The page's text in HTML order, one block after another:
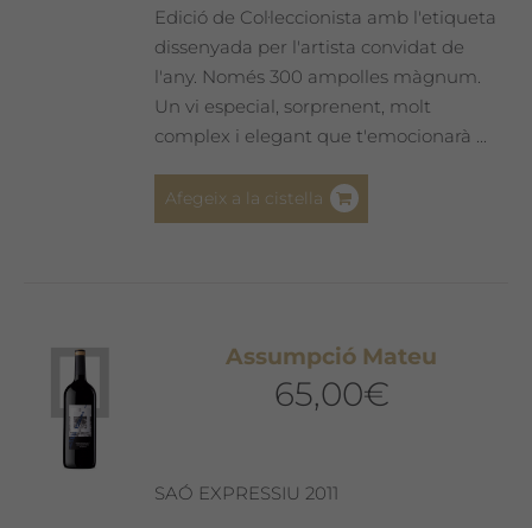
Edició de Col·leccionista amb l'etiqueta
dissenyada per l'artista convidat de
l'any. Només 300 ampolles màgnum.
Un vi especial, sorprenent, molt
complex i elegant que t'emocionarà ...
Afegeix a la cistella
Assumpció Mateu
65,00€
SAÓ EXPRESSIU 2011